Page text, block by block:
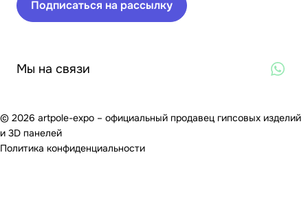
Подписаться на рассылку
Мы на связи
© 2026 artpole-expo – официальный продавец гипсовых изделий
и 3D панелей
Политика конфиденциальности